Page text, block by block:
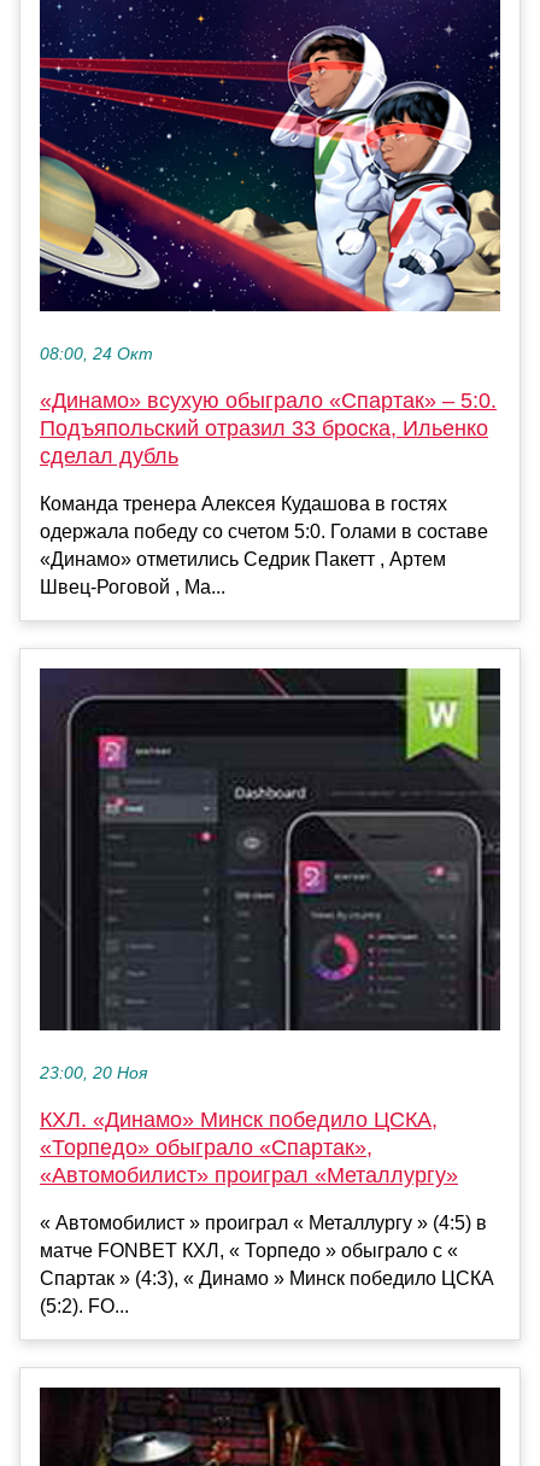
08:00, 24 Окт
«Динамо» всухую обыграло «Спартак» – 5:0.
Подъяпольский отразил 33 броска, Ильенко
сделал дубль
Команда тренера Алексея Кудашова в гостях
одержала победу со счетом 5:0. Голами в составе
«Динамо» отметились Седрик Пакетт , Артем
Швец-Роговой , Ма...
23:00, 20 Ноя
КХЛ. «Динамо» Минск победило ЦСКА,
«Торпедо» обыграло «Спартак»,
«Автомобилист» проиграл «Металлургу»
« Автомобилист » проиграл « Металлургу » (4:5) в
матче FONBET КХЛ, « Торпедо » обыграло с «
Спартак » (4:3), « Динамо » Минск победило ЦСКА
(5:2). FO...